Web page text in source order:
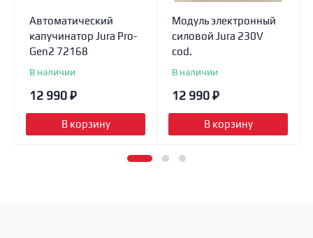
Автоматический
капучинатор Jura Pro-
Gen2 72168
В наличии
12 990 ₽
В корзину
Модуль электронный
силовой Jura 230V
cod.
В наличии
12 990 ₽
В корзину